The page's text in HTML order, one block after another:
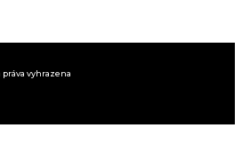
práva vyhrazena